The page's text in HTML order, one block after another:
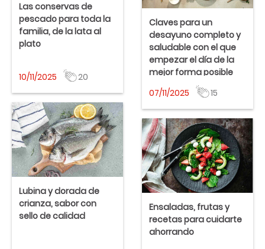
Las conservas de
pescado para toda la
familia, de la lata al
plato
EROSKI
EROSKI, S. COOP
Publicado el %s
10/11/2025 20
Claves para un
desayuno completo y
saludable con el que
empezar el día de la
mejor forma posible
EROSKI
EROSKI, S. COOP
Publicado el %s
07/11/2025 15
Lubina y dorada de
crianza, sabor con
sello de calidad
Ensaladas, frutas y
recetas para cuidarte
ahorrando